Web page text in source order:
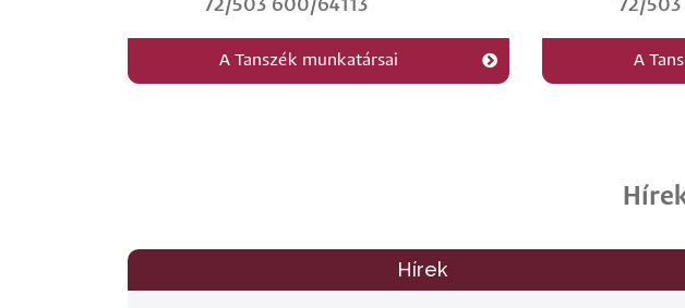
72/503 600/64113
A Tanszék munkatársai
72/
A
Hírek